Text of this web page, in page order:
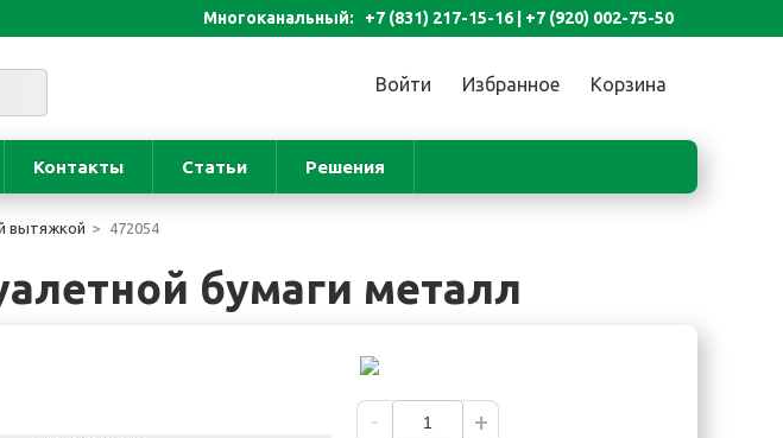
Многоканальный: +7 (831) 217-15-16 | +7 (920) 002-75-50
Войти Избранное Корзина
Контакты Статьи Решения
вытяжкой 472054
бумаги металл
- +